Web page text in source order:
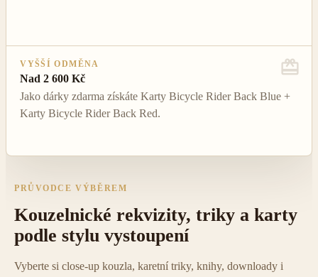
VYŠŠÍ ODMĚNA
Nad 2 600 Kč
Jako dárky zdarma získáte Karty Bicycle Rider Back Blue +
Karty Bicycle Rider Back Red.
PRŮVODCE VÝBĚREM
Kouzelnické rekvizity, triky a karty
podle stylu vystoupení
Vyberte si close-up kouzla, karetní triky, knihy, downloady i